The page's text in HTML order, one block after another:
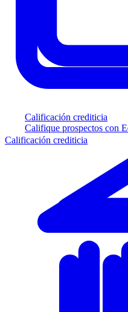
Calificación crediticia
Califique prospectos con
Calificación crediticia